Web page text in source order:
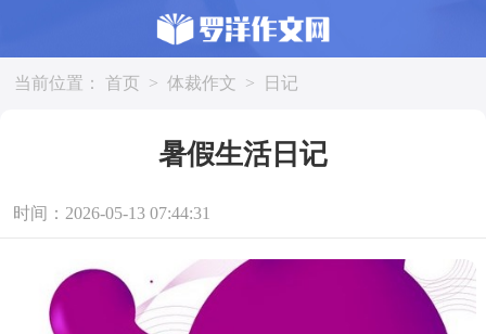
当前位置： 首页 > 体裁作文 > 日记
暑假生活日记
时间：2026-05-13 07:44:31